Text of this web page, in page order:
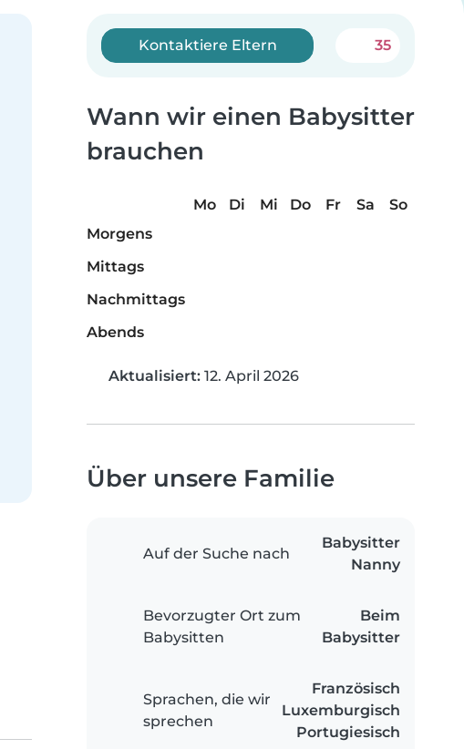
Kontaktiere Eltern 35
Wann wir einen Babysitter
brauchen
Mo Di Mi Do Fr Sa
So
Morgens
Mittags
Nachmittags
Abends
Aktualisiert: 12. April 2026
Über unsere Familie
Auf der Suche nach
Babysitter
Nanny
Bevorzugter Ort zum
Babysitten
Beim
Babysitter
Sprachen, die wir
sprechen
Französisch
Luxemburgisch
Portugiesisch